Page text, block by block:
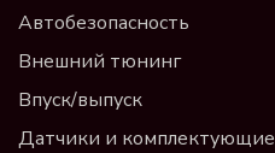
Автобезопасность
Внешний тюнинг
Впуск/выпуск
Датчики и комплектующие